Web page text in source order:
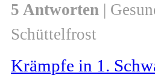
5 Antworten |
Schüttelfrost
Krämpfe in 1.